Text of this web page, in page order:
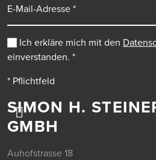
SIMON H.
GMBH
Auhofstrasse 18
Ich erkläre mich mit den
einverstanden. *
* Pflichtfeld